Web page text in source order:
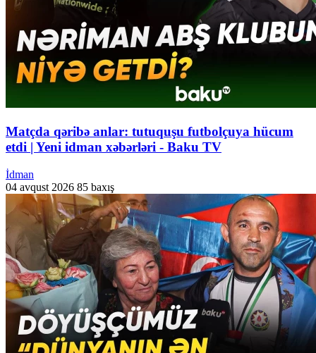
Matçda qəribə anlar: tutuquşu futbolçuya hücum
etdi | Yeni idman xəbərləri - Baku TV
İdman
04 avqust 2026 85 baxış